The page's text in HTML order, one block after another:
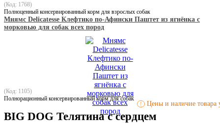
(Код: 1768)
Полноценный консервированный корм для взрослых собак
Мнямс Delicatesse Клефтико по-Афински Паштет из ягнёнка с
морковью для собак всех пород
(Код: 1105)
Полнорационный консервированный корм для собак
! Цены и наличие товара
BIG DOG Телятина с сердцем